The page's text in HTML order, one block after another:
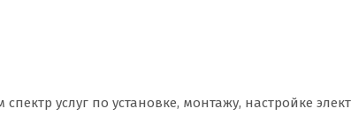
спектр услуг по установке, монтажу, настройке